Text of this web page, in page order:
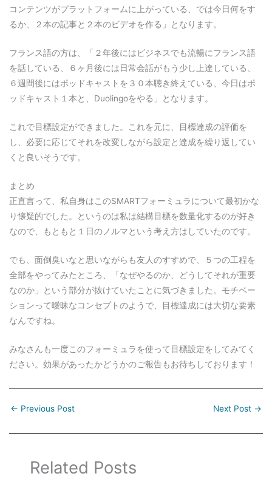
コンテンツがプラットフォームに上がっている、では今日何をす
るか、２本の記事と２本のビデオを作る」となります。
フランス語の方は、「２年後にはビジネスでも流暢にフランス語
を話している、６ヶ月後には日常会話がもう少し上達している、
６週間後にはポッドキャストを３０本聴き終えている、今日はポ
ッドキャスト１本と、Duolingoをやる」となります。
これで目標設定ができました。これを元に、目標達成の評価を
し、必要に応じてそれを改変しながら設定と達成を繰り返してい
くと良いそうです。
まとめ
正直言って、私自身はこのSMARTフォーミュラについて最初かな
り懐疑的でした。というのは私は結構目標を数量化するのが好き
なので、もともと１日のノルマという考え方はしていたのです。
でも、面倒臭いなと思いながらも友人のすすめで、５つの工程を
全部をやってみたところ、「なぜやるのか、どうしてそれが重要
なのか」という部分が抜けていたことに気づきました。モチベー
ションって曖昧なコンセプトのようで、目標達成には大切な要素
なんですね。
みなさんも一度このフォーミュラを使って目標設定をしてみてく
ださい。効果があったかどうかのご報告もお待ちしております！
← Previous Post Next Post →
Related Posts